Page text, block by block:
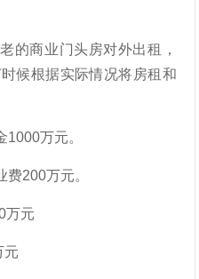
的商业门头房对外出租，
候根据实际情况将房租和
万元。
200万元。
万元
元